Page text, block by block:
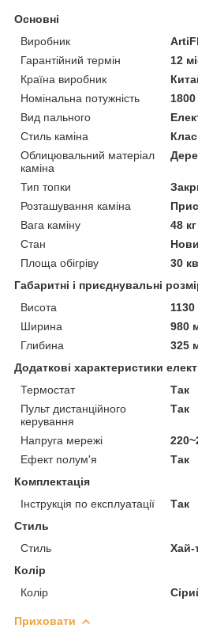
Основні
Виробник
Гарантійний термін
12
Країна виробник
Номінальна потужність
Вид пального
Стиль каміна
Облицювальний матеріал
каміна
Тип топки
Розташування каміна
Вага каміну
48 кг
Стан
Площа обігріву
30
Габаритні і приєднувальні
Висота
Ширина
980
Глибина
325
Додаткові характеристики
Термостат
Так
Пульт дистанційного
керування
Так
Напруга мережі
Ефект полум'я
Так
Комплектація
Інструкція по експлуатації
Так
Стиль
Стиль
Хай-
Колір
Колір
Приховати